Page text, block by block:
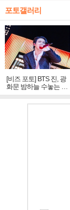
포토갤러리
[비즈 포토] BTS 진, 광
화문 밤하늘 수놓는 '비
주얼 킹'의 열창